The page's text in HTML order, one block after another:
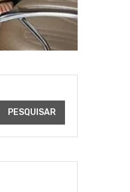
PESQUISAR